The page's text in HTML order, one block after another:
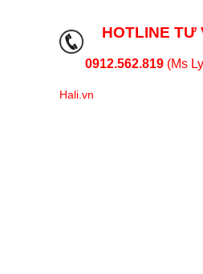
HOTLINE TƯ
0912.562.819 (Ms
Hali.vn